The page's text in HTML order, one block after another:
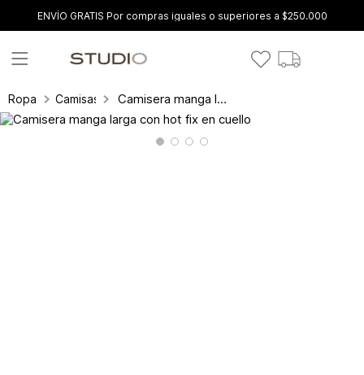
ENVÍO GRATIS Por compras iguales o superiores a $250.000
Ropa Camisas y blusas Camisera manga larga con hot fix en cuello